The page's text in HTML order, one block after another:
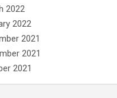
2022
2022
2021
2021
2021